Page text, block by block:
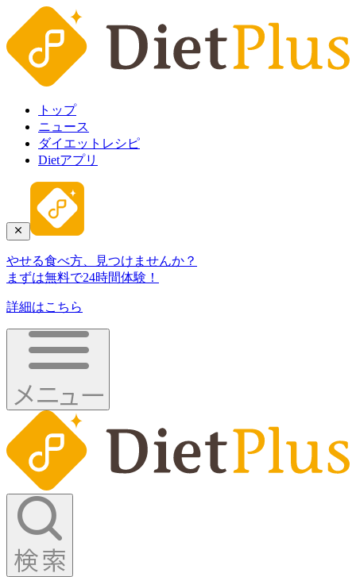
トップ
ニュース
ダイエットレシピ
Dietアプリ
やせる食べ方、見つけませんか？
まずは無料で24時間体験！
詳細はこちら